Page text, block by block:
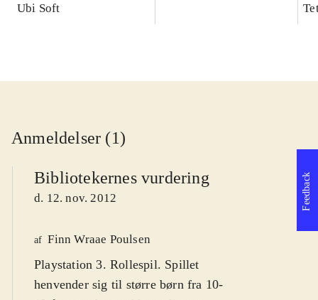
Ubi Soft
Anmeldelser (1)
Bibliotekernes vurdering
d. 12. nov. 2012
af Finn Wraae Poulsen
Playstation 3. Rollespil. Spillet
henvender sig til større børn fra 10-
Feedback